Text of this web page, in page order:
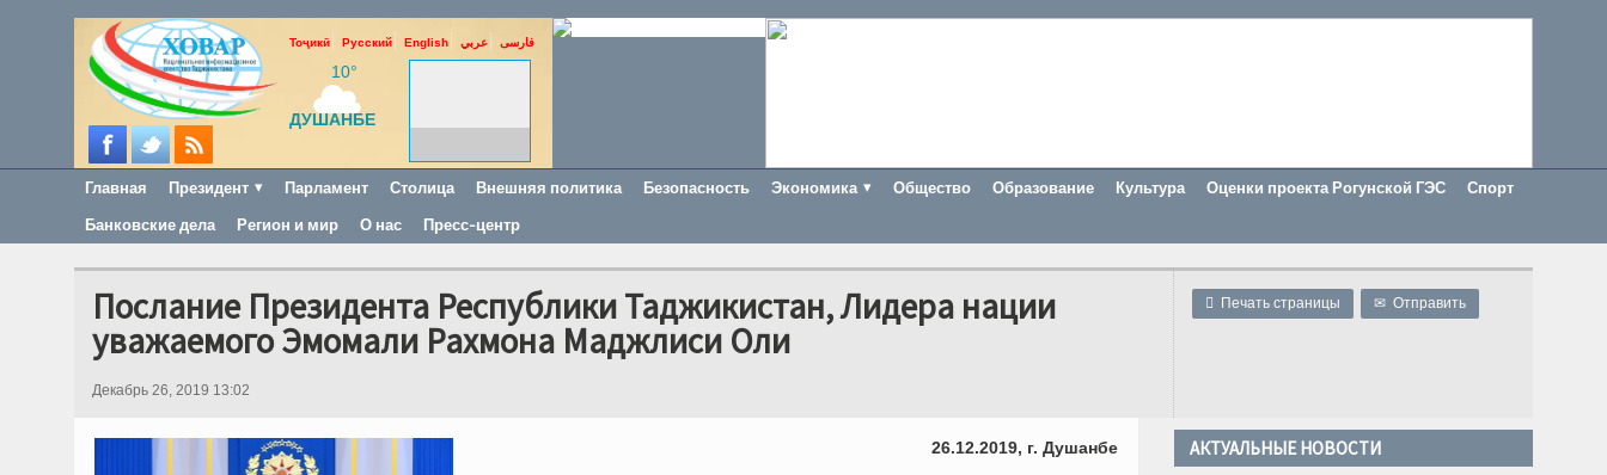
Тоҷикӣ Русский English عربي فارسی
10°
ДУШАНБЕ
Главная Президент Парламент Столица Внешняя политика Безопасность Экономика Общество Образование Культура Оценки проекта Рогунской ГЭС
Спорт
Банковские дела
Регион и мир О нас Пресс-центр
 Печать страницы ✉ Отправить
Послание Президента Республики Таджикистан, Лидера нации
уважаемого Эмомали Рахмона Маджлиси Оли
Декабрь 26, 2019 13:02
26.12.2019, г. Душанбе
АКТУАЛЬНЫЕ НОВОСТИ